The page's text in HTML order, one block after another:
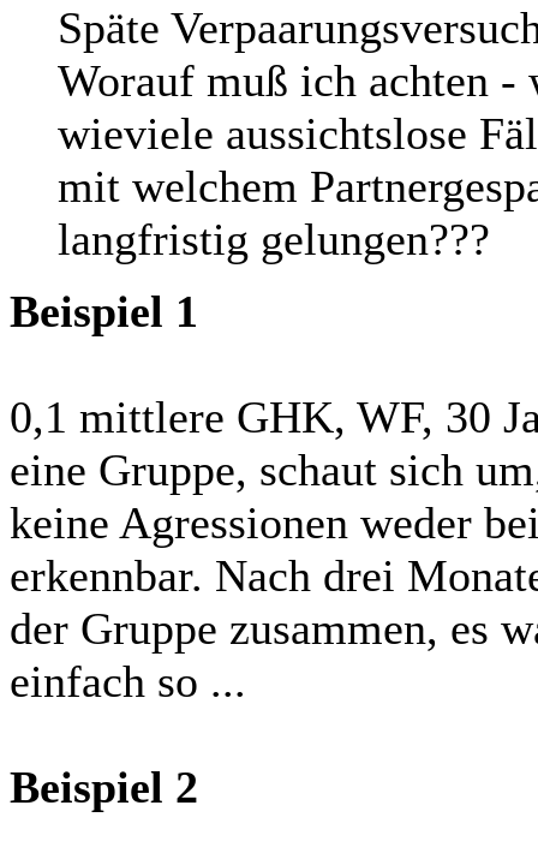
Späte
Worauf muß ich achten -
wieviele aussichtslose
mit welchem
langfristig gelungen???
Beispiel 1
0,1 mittlere GHK, WF, 30
eine Gruppe, schaut sich
keine Agressionen weder
erkennbar. Nach drei
der Gruppe zusammen, es
einfach so ...
Beispiel 2